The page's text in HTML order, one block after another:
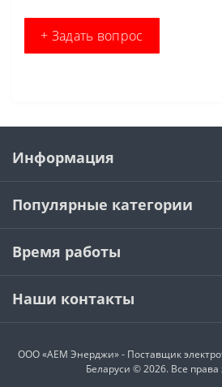
+ Задать вопрос
Информация
Популярные категории
Время работы
Наши контакты
ООО «АЕМ Энерджи» - Поставщик
Беларуси © 2026. Все